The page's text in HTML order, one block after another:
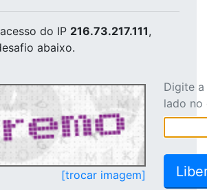
do IP 216.73.217.111,
abaixo.
[trocar imagem]
Digite
lado no